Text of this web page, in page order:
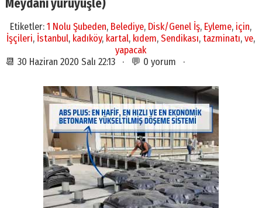
Meydanı yürüyüşle)
Etiketler:1 Nolu Şubeden, Belediye, Disk/Genel İş, Eyleme, için,
İşçileri, İstanbul, kadıköy, kartal, kıdem,Sendikası, tazminatı,ve,
yapacak
📆 30 Haziran 2020 Salı 22:13 · 💬 0 yorum ·